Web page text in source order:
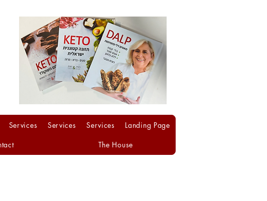
Landing Page
Services
Services
Services
The House